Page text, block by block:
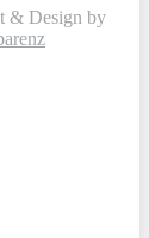
& Design by